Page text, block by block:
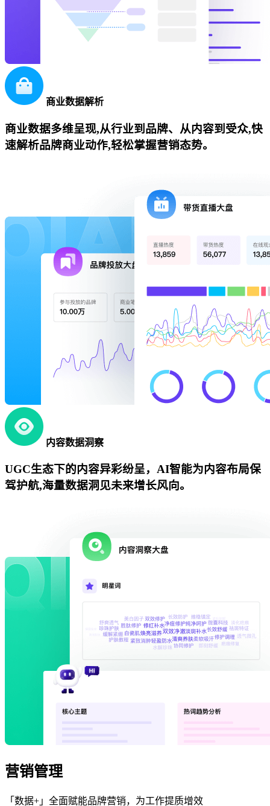
商业数据解析
商业数据多维呈现,从行业到品牌、从内容到受众,快
速解析品牌商业动作,轻松掌握营销态势。
内容数据洞察
UGC生态下的内容异彩纷呈，AI智能为内容布局保
驾护航,海量数据洞见未来增长风向。
营销管理
「数据+」全面赋能品牌营销，为工作提质增效